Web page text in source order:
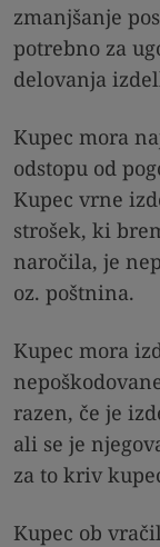
zmanjšanje
potrebno za
delovanja
Kupec mora
odstopu od
Kupec vrne
strošek, ki
naročila, je
oz. poštnina.
Kupec mora
razen, če je
ali se je
za to kriv
Kupec ob